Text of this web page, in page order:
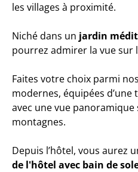
les villages à proximité.
Niché dans un jardin
pourrez admirer la vue sur
Faites votre choix parmi nos
modernes, équipées d’une
avec une vue
montagnes.
Depuis l’hôtel, vous aurez
de l'hôtel avec bain de